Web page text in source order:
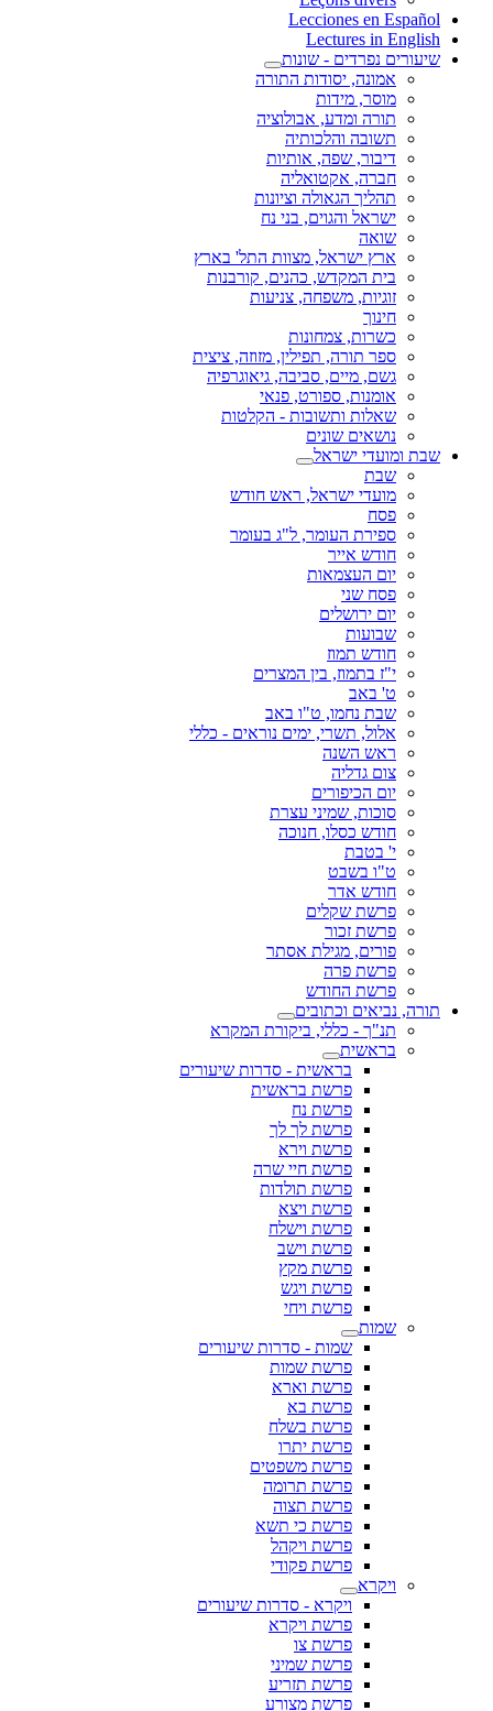
Lecciones en Español
Lectures in English
שיעורים נפרדים - שונות
אמונה, יסודות התורה
מוסר, מידות
תורה ומדע, אבולוציה
תשובה והלכותיה
דיבור, שפה, אותיות
חברה, אקטואליה
תהליך הגאולה וציונות
ישראל והגוים, בני נח
שואה
ארץ ישראל, מצוות התל' בארץ
בית המקדש, כהנים, קורבנות
זוגיות, משפחה, צניעות
חינוך
כשרות, צמחונות
ספר תורה, תפילין, מזוזה, ציצית
גשם, מיים, סביבה, גיאוגרפיה
אומנות, ספורט, פנאי
שאלות ותשובות - הקלטות
נושאים שונים
שבת ומועדי ישראל
שבת
מועדי ישראל, ראש חודש
פסח
ספירת העומר, ל"ג בעומר
חודש אייר
יום העצמאות
פסח שני
יום ירושלים
שבועות
חודש תמוז
י"ז בתמוז, בין המצרים
ט' באב
שבת נחמו, ט"ו באב
אלול, תשרי, ימים נוראים - כללי
ראש השנה
צום גדליה
יום הכיפורים
סוכות, שמיני עצרת
חודש כסלו, חנוכה
י' בטבת
ט"ו בשבט
חודש אדר
פרשת שקלים
פרשת זכור
פורים, מגילת אסתר
פרשת פרה
פרשת החודש
תורה, נביאים וכתובים
תנ"ך - כללי, ביקורת המקרא
בראשית
בראשית - סדרות שיעורים
פרשת בראשית
פרשת נח
פרשת לך לך
פרשת וירא
פרשת חיי שרה
פרשת תולדות
פרשת ויצא
פרשת וישלח
פרשת וישב
פרשת מקץ
פרשת ויגש
פרשת ויחי
שמות
שמות - סדרות שיעורים
פרשת שמות
פרשת וארא
פרשת בא
פרשת בשלח
פרשת יתרו
פרשת משפטים
פרשת תרומה
פרשת תצוה
פרשת כי תשא
פרשת ויקהל
פרשת פקודי
ויקרא
ויקרא - סדרות שיעורים
פרשת ויקרא
פרשת צו
פרשת שמיני
פרשת תזריע
פרשת מצורע